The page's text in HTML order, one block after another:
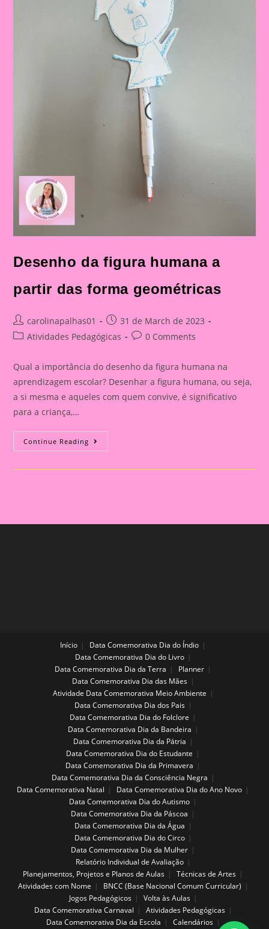
Desenho da figura humana a
partir das forma geométricas
Post
author:
carolinapalhas01
Post
published:
31 de March de 2023
PostAtividades Pedagógicas
Post0 Comments
Qual a importância do desenho da figura humana na
aprendizagem escolar? Desenhar a figura humana, ou seja,
a si mesma e aqueles com quem convive, é significativo
para a criança,…
Continue Reading Desenho
Da
Início
Data Comemorativa Dia do Índio
Data Comemorativa Dia do Livro
Data Comemorativa Dia da Terra
Planner
Data Comemorativa Dia das Mães
Atividade Data Comemorativa Meio Ambiente
Data Comemorativa Dia dos Pais
Data Comemorativa Dia do Folclore
Data Comemorativa Dia da Bandeira
Data Comemorativa Dia da Pátria
Data Comemorativa Dia do Estudante
Data Comemorativa Dia da Primavera
Data Comemorativa Dia da Consciência Negra
Data Comemorativa Natal
Data Comemorativa Dia do Ano Novo
Data Comemorativa Dia do Autismo
Data Comemorativa Dia da Páscoa
Data Comemorativa Dia da Água
Data Comemorativa Dia do Circo
Data Comemorativa Dia da Mulher
Relatório Individual de Avaliação
Planejamentos, Projetos e Planos de Aulas
Técnicas de Artes
Atividades com Nome
BNCC (Base Nacional Comum Curricular)
Jogos Pedagógicos
Volta às Aulas
Data Comemorativa Carnaval
Atividades Pedagógicas
Data Comemorativa Dia da Escola
Calendários